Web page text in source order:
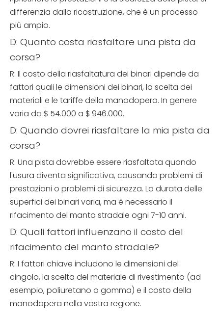
differenzia dalla ricostruzione, che è un processo
più ampio.
D: Quanto costa riasfaltare una pista da
corsa?
R: Il costo della riasfaltatura dei binari dipende da
fattori quali le dimensioni dei binari, la scelta dei
materiali e le tariffe della manodopera. In genere
varia da $ 54.000 a $ 946.000.
D: Quando dovrei riasfaltare la mia pista da
corsa?
R: Una pista dovrebbe essere riasfaltata quando
l'usura diventa significativa, causando problemi di
prestazioni o problemi di sicurezza. La durata delle
superfici dei binari varia, ma è necessario il
rifacimento del manto stradale ogni 7-10 anni.
D: Quali fattori influenzano il costo del
rifacimento del manto stradale?
R: I fattori chiave includono le dimensioni del
cingolo, la scelta del materiale di rivestimento (ad
esempio, poliuretano o gomma) e il costo della
manodopera nella vostra regione.